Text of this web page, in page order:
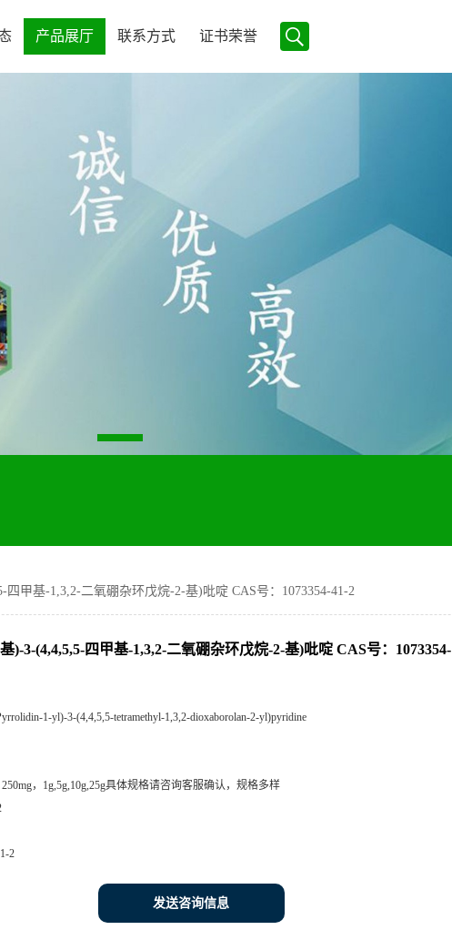
产品展厅 联系方式 证书荣誉
四甲基-1,3,2-二氧硼杂环戊烷-2-基)吡啶 CAS号：1073354-41-2
)-3-(4,4,5,5-四甲基-1,3,2-二氧硼杂环戊烷-2-基)吡啶 CAS号：1073354-
1-yl)-3-(4,4,5,5-tetramethyl-1,3,2-dioxaborolan-2-yl)pyridine
250mg，1g,5g,10g,25g具体规格请咨询客服确认，规格多样
2
发送咨询信息